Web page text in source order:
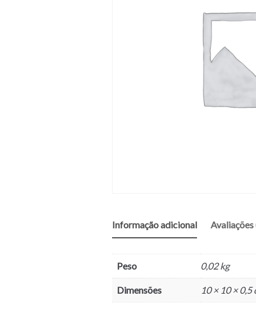
Informação adicional Avaliações
Peso 0,02 kg
Dimensões 10 × 10 × 0,5